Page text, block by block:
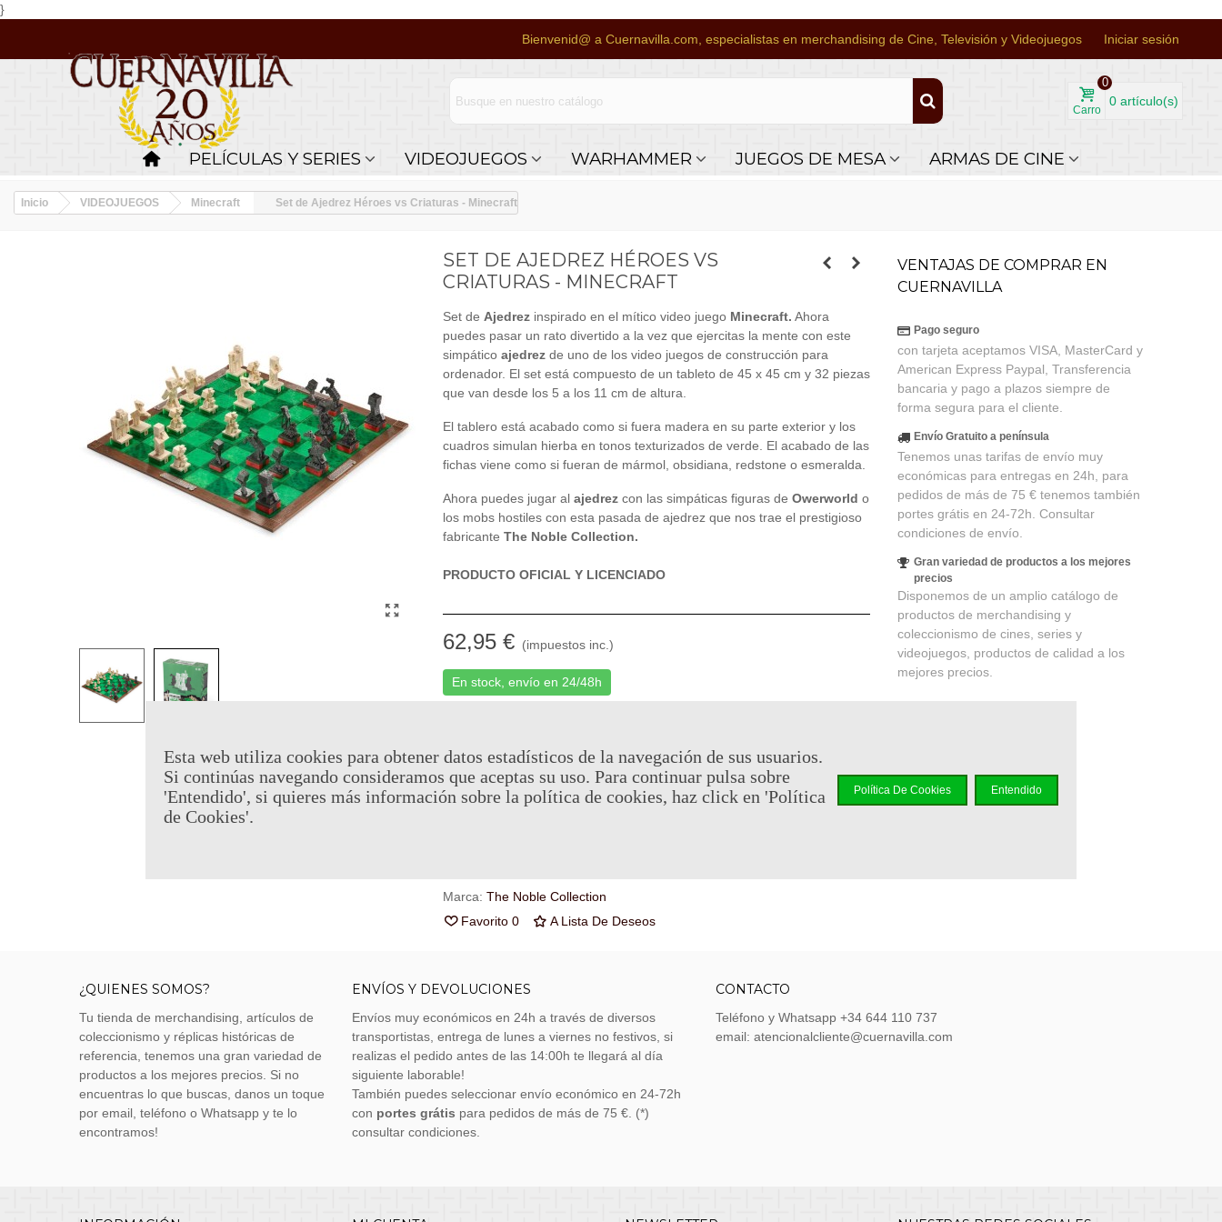
}
Bienvenid@ a Cuernavilla.com, especialistas en merchandising de Cine, Televisión y Videojuegos Iniciar sesión
Carro
0
0 artículo(s)
PELÍCULAS Y SERIES VIDEOJUEGOS WARHAMMER JUEGOS DE MESA ARMAS DE CINE
Inicio VIDEOJUEGOS Minecraft Set de Ajedrez Héroes vs Criaturas - Minecraft
SET DE AJEDREZ HÉROES VS
CRIATURAS - MINECRAFT
Set de Ajedrez inspirado en el mítico video juego Minecraft. Ahora
puedes pasar un rato divertido a la vez que ejercitas la mente con este
simpático ajedrezde uno de los video juegos de construcción para
ordenador. El set está compuesto de un tableto de 45 x 45 cm y 32 piezas
que van desde los 5 a los 11 cm de altura.
El tablero está acabado como si fuera madera en su parte exterior y los
cuadros simulan hierba en tonos texturizados de verde. El acabado de las
fichas viene como si fueran de mármol, obsidiana, redstone o esmeralda.
Ahora puedes jugar al ajedrez con las simpáticas figuras de Owerworld o
los mobs hostiles con esta pasada de ajedrez que nos trae el prestigioso
fabricante The Noble Collection.
PRODUCTO OFICIAL Y LICENCIADO
62,95 € (impuestos inc.)
En stock, envío en 24/48h
Al comprar este producto puedes juntar hasta31puntos de fidelidad.
Su cesta sera de31puntos de fidelidadque se puede convertir en un
Marca: The Noble Collection
Favorito 0 A Lista De Deseos
VENTAJAS DE COMPRAR EN
CUERNAVILLA
Pago seguro
con tarjeta aceptamos VISA, MasterCard y
American Express Paypal, Transferencia
bancaria y pago a plazos siempre de
forma segura para el cliente.
Envío Gratuito a península
Tenemos unas tarifas de envío muy
económicas para entregas en 24h, para
pedidos de más de 75 € tenemos también
portes grátis en 24-72h. Consultar
condiciones de envío.
Gran variedad de productos a los mejores
precios
Disponemos de un amplio catálogo de
productos de merchandising y
coleccionismo de cines, series y
videojuegos, productos de calidad a los
mejores precios.
¿QUIENES SOMOS?
Tu tienda de merchandising, artículos de
coleccionismo y réplicas históricas de
referencia, tenemos una gran variedad de
productos a los mejores precios. Si no
encuentras lo que buscas, danos un toque
por email, teléfono o Whatsapp y te lo
encontramos!
ENVÍOS Y DEVOLUCIONES
Envíos muy económicos en 24h a través de diversos
transportistas, entrega de lunes a viernes no festivos, si
realizas el pedido antes de las 14:00h te llegará al día
siguiente laborable!
También puedes seleccionar envío económico en 24-72h
con portes grátis para pedidos de más de 75 €. (*)
consultar condiciones.
CONTACTO
Teléfono y Whatsapp +34 644 110 737
email: atencionalcliente@cuernavilla.com
Esta web utiliza cookies para obtener datos estadísticos de la navegación de sus usuarios.
Si continúas navegando consideramos que aceptas su uso. Para continuar pulsa sobre
'Entendido', si quieres más información sobre la política de cookies, haz click en 'Política
de Cookies'.
Política De Cookies Entendido